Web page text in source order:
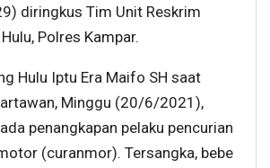
diringkus Tim Unit Reskrim
Polres Kampar.
Hulu Iptu Era Maifo SH saat
Minggu (20/6/2021),
penangkapan pelaku pencurian
(curanmor). Tersangka, bebe